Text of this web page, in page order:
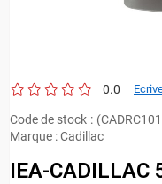
0.0
Code de stock
Marque :Cadillac
IEA-CADILLAC